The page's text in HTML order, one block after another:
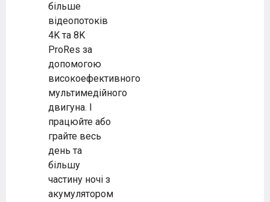
більше
відеопотоків
4K та 8K
ProRes за
допомогою
високоефективного
мультимедійного
двигуна. І
працюйте або
грайте весь
день та
більшу
частину ночі з
акумулятором